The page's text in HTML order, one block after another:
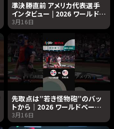
準決勝直前 アメリカ代表選手
インタビュー | 2026 ワールドベ
ースボールクラシック |
Netflix Japan
3月16日
先取点は”若き怪物砲”のバッ
トから｜2026 ワールドベース
ボールクラシック | Netflix
Japan
3月16日